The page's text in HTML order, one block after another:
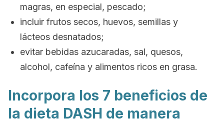
magras, en especial, pescado;
incluir frutos secos, huevos, semillas y
lácteos desnatados;
evitar bebidas azucaradas, sal, quesos,
alcohol, cafeína y alimentos ricos en grasa.
Incorpora los 7 beneficios de
la dieta DASH de manera